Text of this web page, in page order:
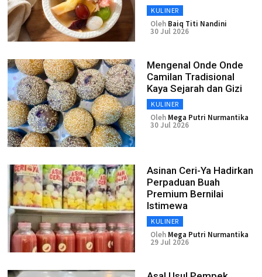
KULINER
Oleh Baiq Titi Nandini
30 Jul 2026
Mengenal Onde Onde
Camilan Tradisional
Kaya Sejarah dan Gizi
KULINER
Oleh Mega Putri Nurmantika
30 Jul 2026
Asinan Ceri-Ya Hadirkan
Perpaduan Buah
Premium Bernilai
Istimewa
KULINER
Oleh Mega Putri Nurmantika
29 Jul 2026